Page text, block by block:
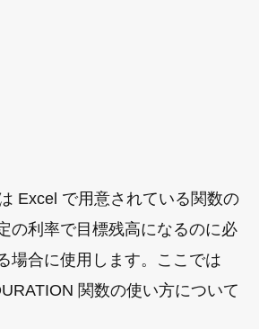
Excel で用意されている関数の
の利率で目標残高になるのに必
場合に使用します。ここでは
関数の使い方について